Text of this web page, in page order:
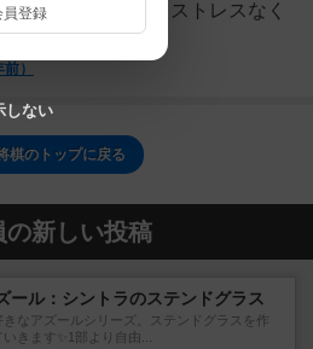
スピード感がありストレスなく
は）少し...
）
棋のトップに戻る
の新しい投稿
ール：シントラのステンドグラス
きなアズールシリーズ。ステンドグラスを作
いきます✨1部より自由...
員登録
しない